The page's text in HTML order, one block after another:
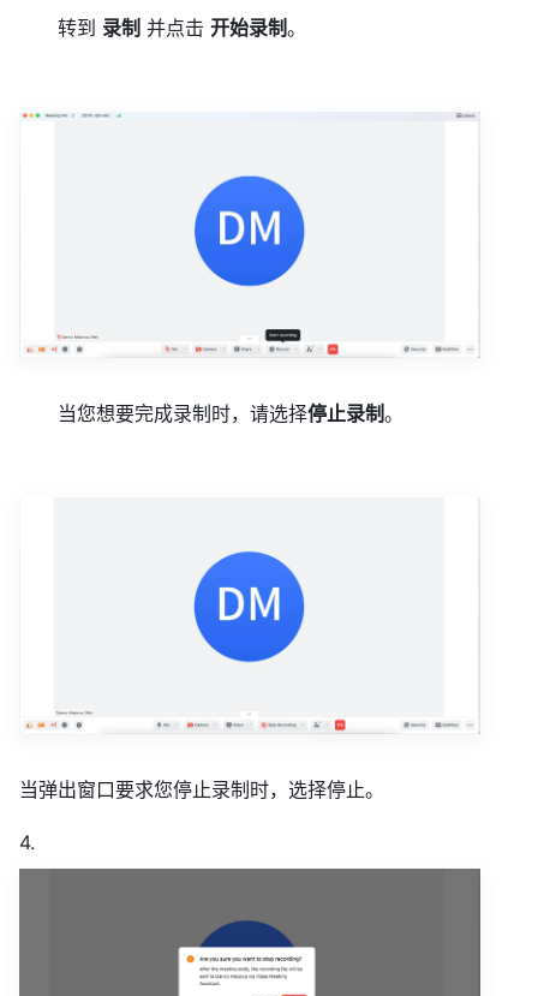
转到 录制 并点击 开始录制。
当您想要完成录制时，请选择停止录制。
当弹出窗口要求您停止录制时，选择停止。
4.